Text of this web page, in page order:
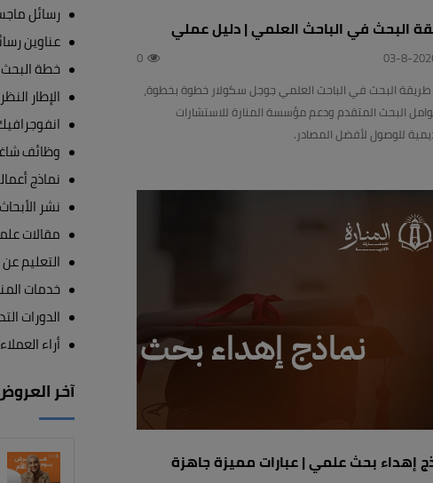
البحث في الباحث العلمي | دليل عملي
0
البحث في الباحث العلمي جوجل سكولار خطوة بخطوة،
البحث المتقدم ودعم مؤسسة المنارة للاستشارات
للوصول لأفضل المصادر.
إهداء بحث علمي | عبارات مميزة جاهزة
رسائل
عناوين
خطة
الإطار
وظائف
نماذج
نشر
مقالات
التعليم
خدمات
الدورات
أراء العملاء
آخر